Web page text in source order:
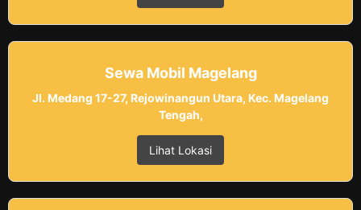
Sewa Mobil Magelang
Jl. Medang 17-27, Rejowinangun Utara, Kec. Magelang
Tengah,
Lihat Lokasi